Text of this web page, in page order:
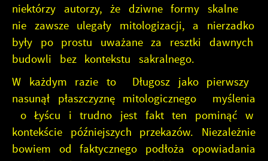
niektórzy autorzy, że dziwne formy skalne
nie zawsze ulegały mitologizacji, a nierzadko
były po prostu uważane za resztki dawnych
budowli bez kontekstu sakralnego.
W każdym razie to Długosz jako pierwszy
nasunął płaszczyznę mitologicznego myślenia
o Łyścu i trudno jest fakt ten pominąć w
kontekście późniejszych przekazów. Niezależnie
bowiem od faktycznego podłoża opowiadania